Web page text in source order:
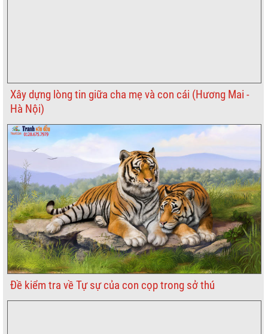
Xây dựng lòng tin giữa cha mẹ và con cái (Hương Mai -
Hà Nội)
Đề kiểm tra về Tự sự của con cọp trong sở thú